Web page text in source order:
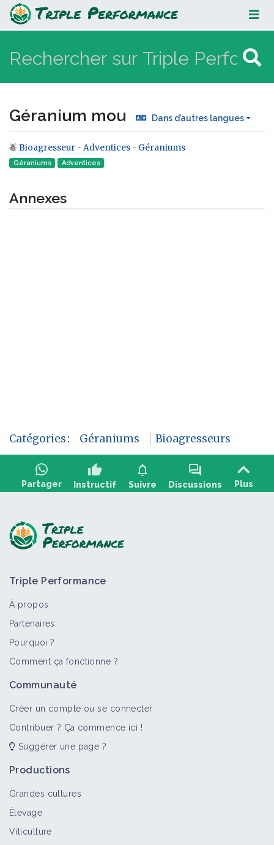
Géranium mou
Géranium mou Dans d’autres langues
Aller à :navigation,rechercher
Bioagresseur - Adventices - Géraniums
Géraniums Adventices
Annexes
Catégories: Géraniums Bioagresseurs
Partager
thumb_up
Instructif
notifications
Suivre
forum
Discussions Plus
Adventices
Triple Performance
À propos
Partenaires
Pourquoi ?
Comment ça fonctionne ?
Communauté
Créer un compte ou se connecter
Contribuer ? Ça commence ici !
Suggérer une page ?
Productions
Grandes cultures
Élevage
Viticulture